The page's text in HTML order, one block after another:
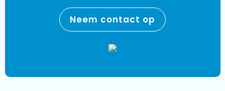
Neem contact op